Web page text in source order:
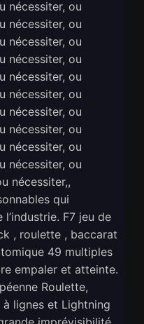
nécessiter, ou
nécessiter, ou
nécessiter, ou
nécessiter, ou
nécessiter, ou
nécessiter, ou
nécessiter, ou
nécessiter, ou
nécessiter, ou
nécessiter, ou
nécessiter,,
qui
l’industrie. F7 jeu de
, roulette , baccarat
49 multiples
empaler et atteinte.
Roulette,
lignes et Lightning